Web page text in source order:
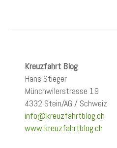
Kreuzfahrt Blog
Hans Stieger
Münchwilerstrasse 19
4332 Stein/AG / Schweiz
info@kreuzfahrtblog.ch
www.kreuzfahrtblog.ch